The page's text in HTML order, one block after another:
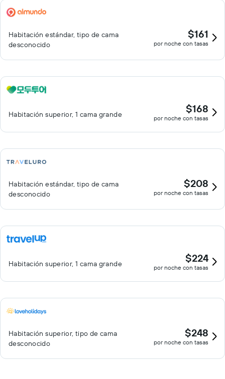
Habitación estándar, tipo de cama
desconocido
$161
por noche con tasas
Habitación superior, 1 cama grande $168
por noche con tasas
Habitación estándar, tipo de cama
desconocido
$208
por noche con tasas
Habitación superior, 1 cama grande $224
por noche con tasas
Habitación superior, tipo de cama
desconocido
$248
por noche con tasas